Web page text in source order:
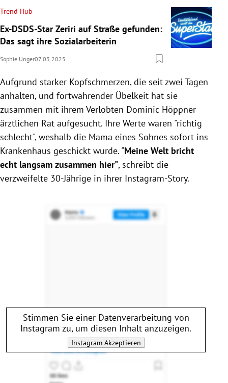
Trend Hub
Ex-DSDS-Star Zeriri auf Straße gefunden:
Das sagt ihre Sozialarbeiterin
Sophie Unger07.03.2025
Aufgrund starker Kopfschmerzen, die seit zwei Tagen
anhalten, und fortwährender Übelkeit hat sie
zusammen mit ihrem Verlobten Dominic Höppner
ärztlichen Rat aufgesucht. Ihre Werte waren "richtig
schlecht", weshalb die Mama eines Sohnes sofort ins
Krankenhaus geschickt wurde. "Meine Welt bricht
echt langsam zusammen hier", schreibt die
verzweifelte 30-Jährige in ihrer Instagram-Story.
Stimmen Sie einer Datenverarbeitung von
Instagram zu, um diesen Inhalt anzuzeigen.
InstagramAkzeptieren